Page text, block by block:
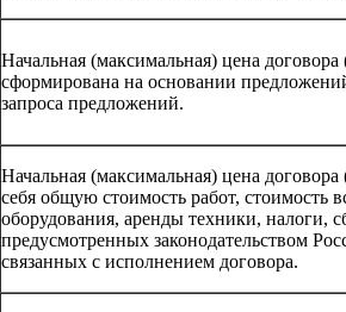
Начальная (максимальная) цена договора
сформирована на основании
запроса предложений.
Начальная (максимальная) цена
себя общую стоимость работ, стоимость
оборудования, аренды техники, налоги,
предусмотренных законодательством
связанных с исполнением договора.